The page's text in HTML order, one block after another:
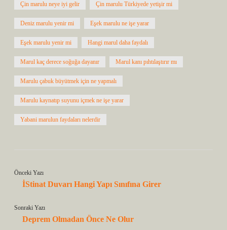
Çin marulu neye iyi gelir Çin marulu Türkiyede yetişir mi
Deniz marulu yenir mi Eşek marulu ne işe yarar
Eşek marulu yenir mi Hangi marul daha faydalı
Marul kaç derece soğuğa dayanır Marul kanı pıhtılaştırır mı
Marulu çabuk büyütmek için ne yapmalı
Marulu kaynatıp suyunu içmek ne işe yarar
Yabani marulun faydaları nelerdir
Önceki Yazı
İStinat Duvarı Hangi Yapı Sınıfına Girer
Sonraki Yazı
Deprem Olmadan Önce Ne Olur